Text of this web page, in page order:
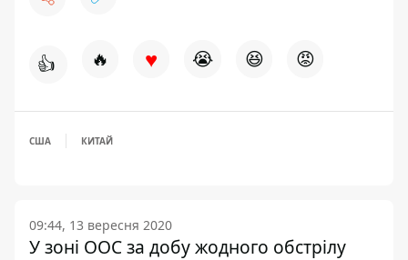
👍 🔥 ♥ 😭 😆 😡
США КИТАЙ
09:44, 13 вересня 2020
У зоні ООС за добу жодного обстрілу